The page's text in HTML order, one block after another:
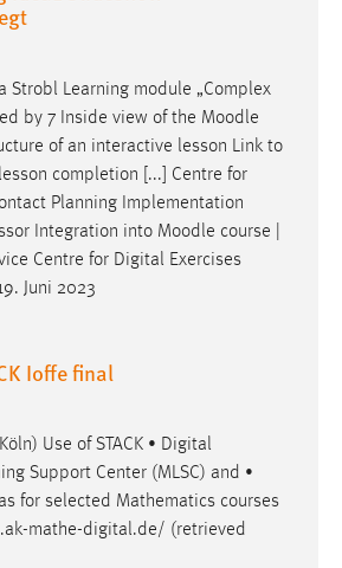
Strobl Learning module „Complex
by 7 Inside view of the Moodle
of an interactive lesson Link to
completion [...] Centre for
Planning Implementation
Integration into Moodle course |
Centre for Digital Exercises
Juni 2023
Ioffe final
Use of STACK • Digital
Support Center (MLSC) and •
for selected Mathematics courses
mathe-digital.de/ (retrieved